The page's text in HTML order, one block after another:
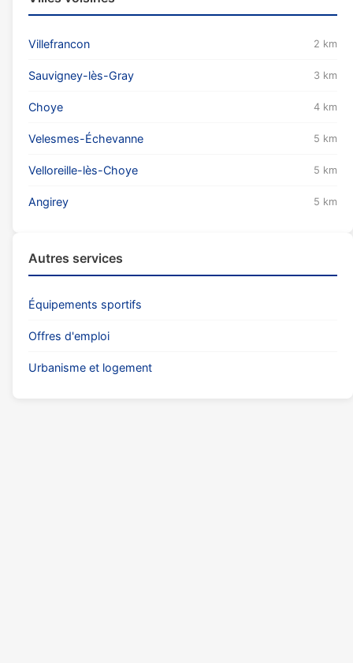
Villefrancon 2 km
Sauvigney-lès-Gray 3 km
Choye 4 km
Velesmes-Échevanne 5 km
Velloreille-lès-Choye 5 km
Angirey 5 km
Autres services
Équipements sportifs
Offres d'emploi
Urbanisme et logement